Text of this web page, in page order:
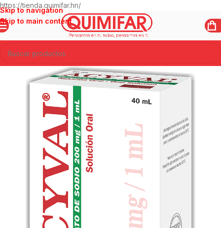
https://tienda.quimifar.hn/
Skip to navigation
Skip to main content